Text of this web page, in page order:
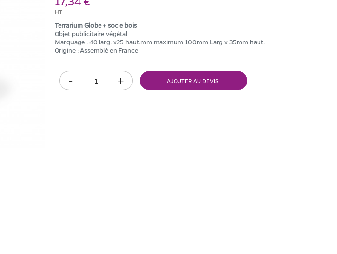
HT
Terrarium Globe + socle bois
Objet publicitaire végétal
Marquage : 40 larg. x25 haut.mm maximum 100mm Larg x 35mm haut.
Origine : Assemblé en France
AJOUTER AU DEVIS.